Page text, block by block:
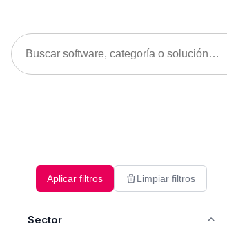
Aplicar filtros Limpiar filtros
Sector